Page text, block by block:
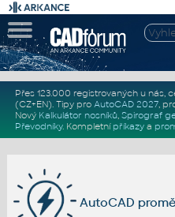
Přes 123.000 registrovaných u nás,
(CZ+EN). Tipy pro AutoCAD 2027,
Nový Kalkulátor nosníků, Spirograf
Převodníky. Kompletní příkazya
AutoCAD